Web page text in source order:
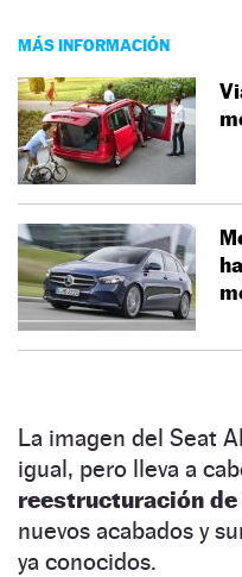
MÁS INFORMACIÓN
La imagen del Seat
igual, pero lleva a
reestructuración de
nuevos acabados y
ya conocidos.